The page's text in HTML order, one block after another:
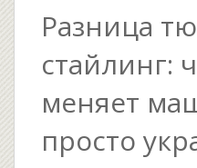
Разница
стайлинг:
меняет
просто